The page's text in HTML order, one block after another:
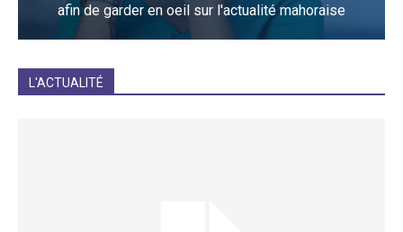
afin de garder en oeil sur l'actualité mahoraise
L'ACTUALITÉ